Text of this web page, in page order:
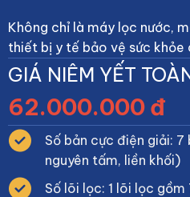
Không chỉ là máy lọc nước,
thiết bị y tế bảo vệ sức khỏe
GIÁ NIÊM YẾT
62.000.000 đ
Số bản cực điện giải:
nguyên tấm, liền khối)
Số lõi lọc: 1 lõi lọc